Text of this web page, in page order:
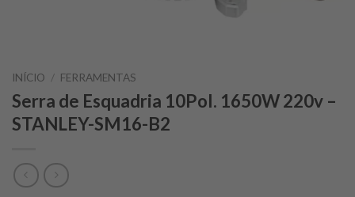
INÍCIO / FERRAMENTAS
Serra de Esquadria 10Pol. 1650W 220v –
STANLEY-SM16-B2